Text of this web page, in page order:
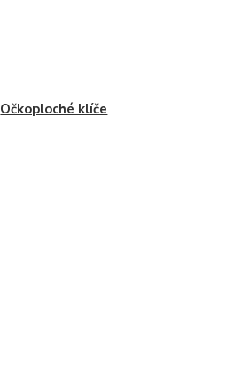
Očkoploché klíče